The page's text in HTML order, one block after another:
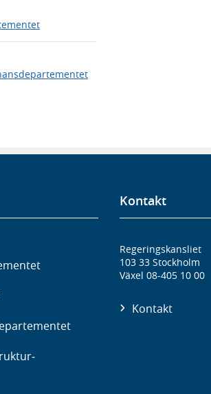
Kontakt
Regeringskansliet
103 33 Stockholm
Växel 08-405 10 00
Kontakt